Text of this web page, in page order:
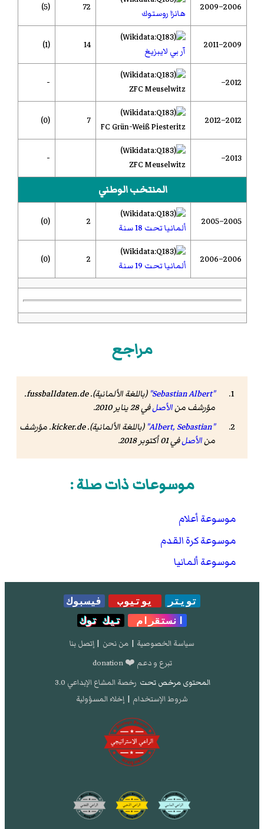
2006–2009
هانزا روستوك
72
(5)
2009–2011
آر بي لايبزيغ
14
(1)
2012–
ZFC Meuselwitz
-
2012–2012
FC Grün-Weiß Piesteritz
7
(0)
2013–
ZFC Meuselwitz
-
المنتخب الوطني
2005–2005
ألمانيا تحت 18 سنة
2
(0)
2006–2006
ألمانيا تحت 19 سنة
2
(0)
مراجع
"Sebastian Albert"
(باللغة الألمانية). fussballdaten.de.
مؤرشف منالأصلفي 28 يناير 2010
.
"Albert, Sebastian"
(باللغة الألمانية). kicker.de. مؤرشف
منالأصلفي 01 أكتوبر 2018 .
موسوعات ذات صلة :
موسوعة أعلام
موسوعة كرة القدم
موسوعة ألمانيا
تويتر يوتيوب
فيسبوك
انستقرام
تيك توك
سياسة الخصوصية | من نحن | إتصل بنا
تبرع و دعم ❤️ donation
المحتوى مرخص تحت رخصة المشاع الإبداعي 3.0
شروط الإستخدام | إخلاء المسؤولية